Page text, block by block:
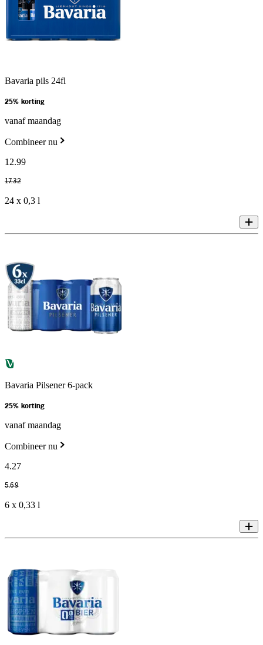
Bavaria pils 24fl
25% korting
vanaf maandag
Combineer nu
12.99
17.32
24 x 0,3 l
Bavaria Pilsener 6-pack
25% korting
vanaf maandag
Combineer nu
4.27
5.69
6 x 0,33 l